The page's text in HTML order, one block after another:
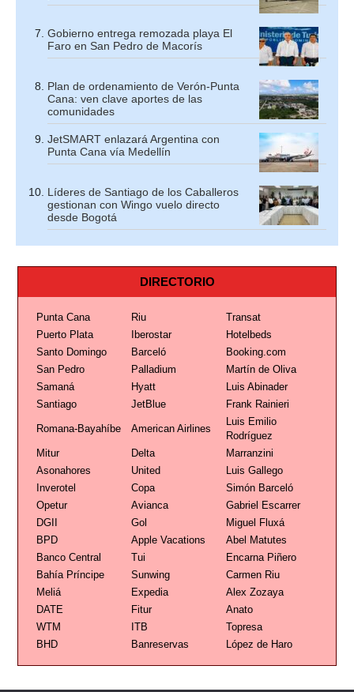
Gobierno entrega remozada playa El
Faro en San Pedro de Macorís
Plan de ordenamiento de Verón-Punta
Cana: ven clave aportes de las
comunidades
JetSMART enlazará Argentina con
Punta Cana vía Medellín
Líderes de Santiago de los Caballeros
gestionan con Wingo vuelo directo
desde Bogotá
DIRECTORIO
Punta Cana Riu
Transat
Puerto Plata
Iberostar
Hotelbeds
Santo Domingo
Barceló
Booking.com
San Pedro
Palladium
Martín de Oliva
Samaná
Hyatt
Luis Abinader
Santiago
JetBlue Frank Rainieri
Romana-Bayahíbe American Airlines
Luis Emilio
Rodríguez
Mitur
Delta
Marranzini
Asonahores
United
Luis Gallego
Inverotel
Copa
Simón Barceló
Opetur
Avianca
Gabriel Escarrer
DGII
Gol
Miguel Fluxá
BPD
Apple Vacations
Abel Matutes
Banco Central
Tui
Encarna Piñero
Bahía Príncipe
Sunwing
Carmen Riu
Meliá
Expedia
Alex Zozaya
DATE
Fitur
Anato
WTM
ITB
Topresa
BHD
Banreservas López de Haro